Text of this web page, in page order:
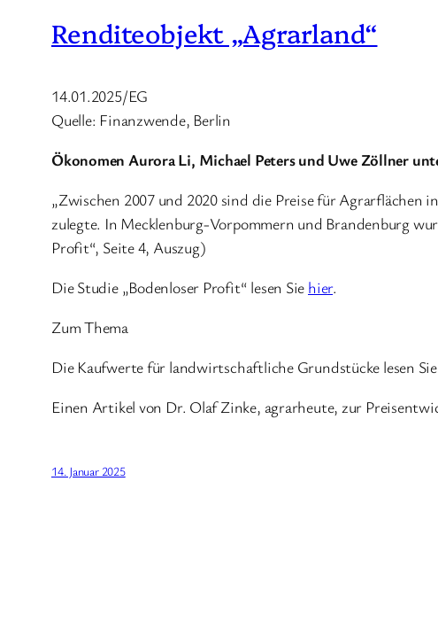
Renditeobjekt „Agrarland“
14.01.2025/EG
Quelle: Finanzwende, Berlin
Ökonomen Aurora Li, Michael Peters und Uwe Zöllner
„Zwischen 2007 und 2020 sind die Preise für Agrarflächen
zulegte. In Mecklenburg-Vorpommern und Brandenburg
Profit“, Seite 4, Auszug)
Die Studie „Bodenloser Profit“ lesen Sie hier.
Zum Thema
Die Kaufwerte für landwirtschaftliche Grundstücke lesen Sie
Einen Artikel von Dr. Olaf Zinke, agrarheute, zur
14. Januar 2025